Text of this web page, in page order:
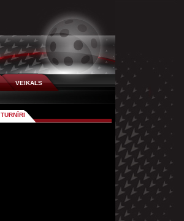
VEIKALS
TURNĪRI